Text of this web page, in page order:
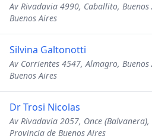
Av Rivadavia 4990, Caballito,
Buenos Aires
Silvina Galtonotti
Av Corrientes 4547, Almagro,
Buenos Aires
Dr Trosi Nicolas
Av Rivadavia 2057, Once (Balvanera),
Provincia de Buenos Aires